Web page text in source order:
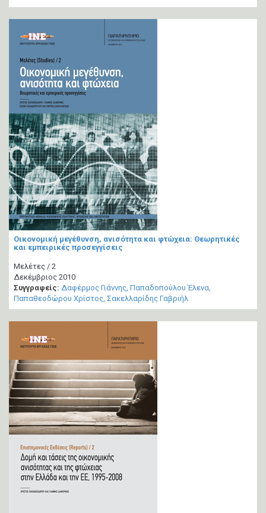
Οικονομική μεγέθυνση, ανισότητα και φτώχεια: Θεωρητικές
και εμπειρικές προσεγγίσεις
Μελέτες / 2
Δεκέμβριος 2010
Συγγραφείς: Δαφέρμος Γιάννης Παπαδοπούλου Έλενα
Παπαθεοδώρου Χρίστος Σακελλαρίδης Γαβριήλ